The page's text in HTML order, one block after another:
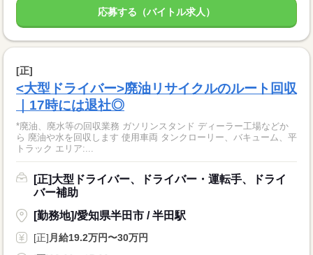
応募する（バイトル求人）
[正]
<大型ドライバー>廃油リサイクルのルート回収
｜17時には退社◎
*廃油、廃水等の回収業務 ガソリンスタンド ディーラー工場などか
ら 廃油や水を回収します 使用車両 タンクローリー、バキューム、平
トラック エリア:...
[正]大型ドライバー、ドライバー・運転手、ドライ
バー補助
[勤務地]/愛知県半田市 / 半田駅
[正] 月給19.2万円〜30万円